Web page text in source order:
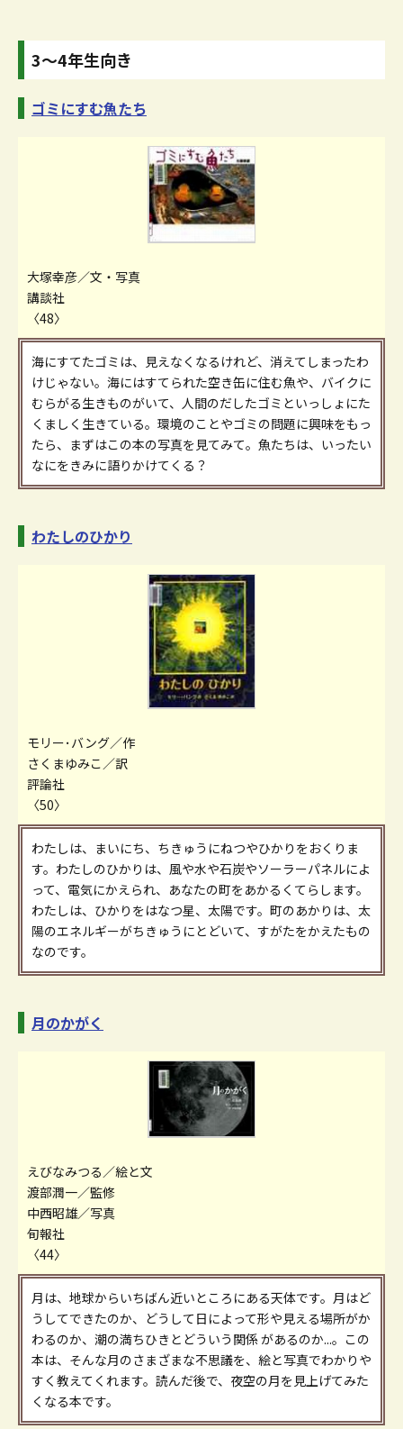
3～4年生向き
ゴミにすむ魚たち
大塚幸彦／文・写真
講談社
〈48〉
海にすてたゴミは、見えなくなるけれど、消えてしまったわ
けじゃない。海にはすてられた空き缶に住む魚や、バイクに
むらがる生きものがいて、人間のだしたゴミといっしょにた
くましく生きている。環境のことやゴミの問題に興味をもっ
たら、まずはこの本の写真を見てみて。魚たちは、いったい
なにをきみに語りかけてくる？
わたしのひかり
モリー･バング／作
さくまゆみこ／訳
評論社
〈50〉
わたしは、まいにち、ちきゅうにねつやひかりをおくりま
す。わたしのひかりは、風や水や石炭やソーラーパネルによ
って、電気にかえられ、あなたの町をあかるくてらします。
わたしは、ひかりをはなつ星、太陽です。町のあかりは、太
陽のエネルギーがちきゅうにとどいて、すがたをかえたもの
なのです。
月のかがく
えびなみつる／絵と文
渡部潤一／監修
中西昭雄／写真
旬報社
〈44〉
月は、地球からいちばん近いところにある天体です。月はど
うしてできたのか、どうして日によって形や見える場所がか
わるのか、潮の満ちひきとどういう関係 があるのか...。この
本は、そんな月のさまざまな不思議を、絵と写真でわかりや
すく教えてくれます。読んだ後で、夜空の月を見上げてみた
くなる本です。